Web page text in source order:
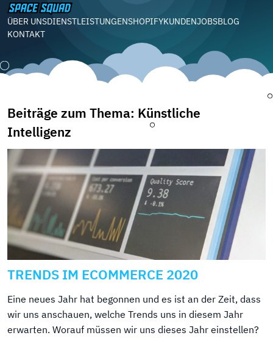
ÜBER UNSDIENSTLEISTUNGENSHOPIFYKUNDENJOBSBLOG
KONTAKT
Beiträge zum Thema: Künstliche
Intelligenz
TRENDS IM ECOMMERCE 2020
Eine neues Jahr hat begonnen und es ist an der Zeit, dass
wir uns anschauen, welche Trends uns in diesem Jahr
erwarten. Worauf müssen wir uns dieses Jahr einstellen?